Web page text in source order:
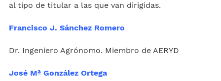
al tipo de titular a las que van dirigidas.
Francisco J. Sánchez Romero
Dr. Ingeniero Agrónomo. Miembro de AERYD
José Mª González Ortega